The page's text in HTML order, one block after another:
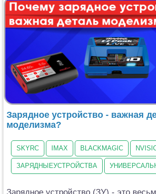
Зарядное устройство - важная
моделизма?
SKYRC IMAX BLACKMAGIC
ЗАРЯДНЫЕУСТРОЙСТВА
Зарядное устройство (ЗУ) - это